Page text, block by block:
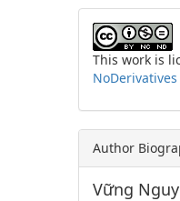
This work is
Author
Vững